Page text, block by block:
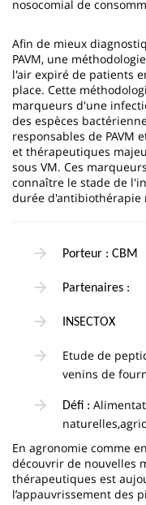
nosocomial de
Afin de mieux
PAVM, une
l'air expiré de patients
place. Cette
marqueurs d'une
des espèces
responsables de PAVM
et thérapeutiques
sous VM. Ces
connaître le stade de
durée d'antibiothérapie
Porteur : CBM
Partenaires :
INSECTOX
Etude de
venins de
Défi :
En agronomie comme
découvrir de nouvelles
thérapeutiques est
l’appauvrissement des